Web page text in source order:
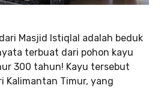
Masjid Istiqlal adalah beduk
terbuat dari pohon kayu
300 tahun! Kayu tersebut
Kalimantan Timur, yang